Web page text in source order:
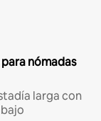
nómadas
larga con